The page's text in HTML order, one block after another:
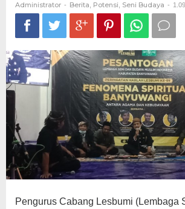
Administrator - Berita, Potensi, Seni Budaya -
Pengurus Cabang Lesbumi (Lembaga